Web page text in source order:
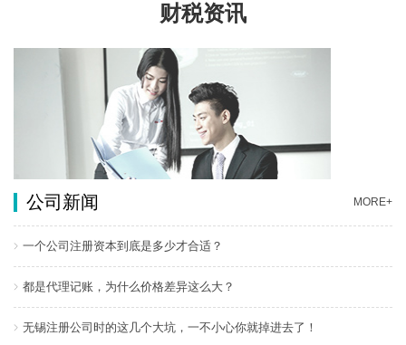
财税资讯
公司新闻 MORE+
一个公司注册资本到底是多少才合适？
都是代理记账，为什么价格差异这么大？
无锡注册公司时的这几个大坑，一不小心你就掉进去了！